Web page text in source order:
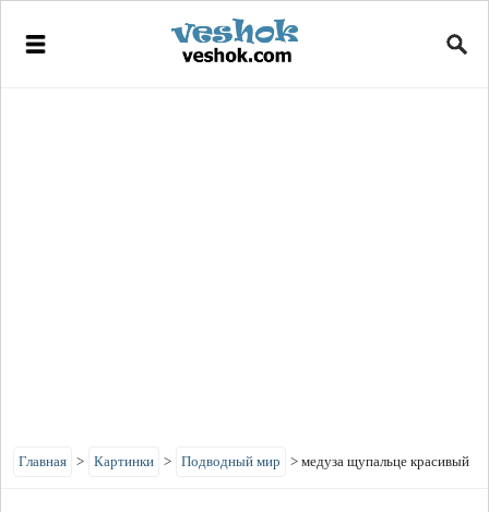
Главная > Картинки > Подводный мир > медуза щупальце красивый